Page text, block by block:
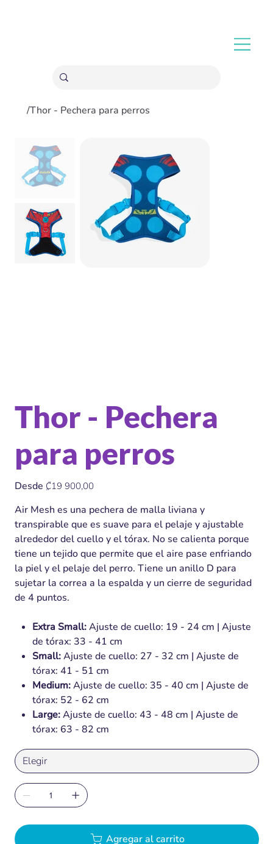
/Thor - Pechera para perros
Thor - Pechera
para perros
Desde Precio
₡19 900,00
Air Mesh es una pechera de malla liviana y
transpirable que es suave para el pelaje y ajustable
alrededor del cuello y el tórax. No se calienta porque
tiene un tejido que permite que el aire pase enfriando
la piel y el pelaje del perro. Tiene un anillo D para
sujetar la correa a la espalda y un cierre de seguridad
de 4 puntos.
Extra Small:Ajuste de cuello: 19 - 24 cm | Ajuste
de tórax: 33 - 41 cm
Small:Ajuste de cuello: 27 - 32 cm | Ajuste de
tórax: 41 - 51 cm
Medium:Ajuste de cuello: 35 - 40 cm | Ajuste de
tórax: 52 - 62 cm
Large:Ajuste de cuello: 43 - 48 cm | Ajuste de
tórax: 63 - 82 cm
Agregar al carrito